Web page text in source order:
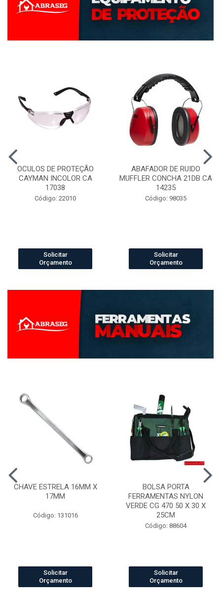
OCULOS DE PROTEÇÃO
CAYMAN INCOLOR CA
17038
Código: 22010
Solicitar
Orçamento
ABAFADOR DE RUIDO
MUFFLER CONCHA 21DB CA
14235
Código: 98035
Solicitar
Orçamento
CHAVE ESTRELA 16MM X
17MM
Código: 131016
Solicitar
Orçamento
BOLSA PORTA
FERRAMENTAS NYLON
VERDE CG 470 50 X 30 X
25CM
Código: 88604
Solicitar
Orçamento